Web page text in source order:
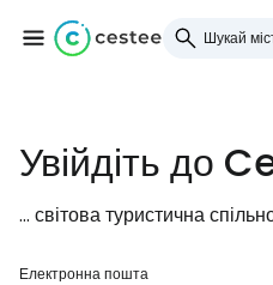
Увійдіть до
... світова туристична
Електронна пошта
Увійдіть
... світова туристична